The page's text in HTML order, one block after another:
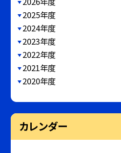
2025年度
2024年度
2023年度
2022年度
2021年度
2020年度
カレンダー